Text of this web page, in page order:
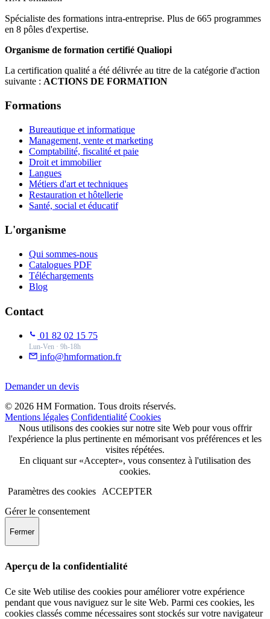
Spécialiste des formations intra-entreprise. Plus de 665 programmes
en 8 pôles d'expertise.
Organisme de formation certifié Qualiopi
La certification qualité a été délivrée au titre de la catégorie d'action
suivante : ACTIONS DE FORMATION
Formations
Bureautique et informatique
Management, vente et marketing
Comptabilité, fiscalité et paie
Droit et immobilier
Langues
Métiers d'art et techniques
Restauration et hôtellerie
Santé, social et éducatif
L'organisme
Qui sommes-nous
Catalogues PDF
Téléchargements
Blog
Contact
01 82 02 15 75
Lun-Ven · 9h-18h
info@hmformation.fr
Demander un devis
© 2026 HM Formation. Tous droits réservés.
Mentions légales Confidentialité Cookies
Nous utilisons des cookies sur notre site Web pour vous offrir
l'expérience la plus pertinente en mémorisant vos préférences et les
visites répétées.
En cliquant sur «Accepter», vous consentez à l'utilisation des
cookies.
Paramètres des cookies
ACCEPTER
Gérer le consentement
Fermer
Aperçu de la confidentialité
Ce site Web utilise des cookies pour améliorer votre expérience
pendant que vous naviguez sur le site Web. Parmi ces cookies, les
cookies classés comme nécessaires sont stockés sur votre navigateur